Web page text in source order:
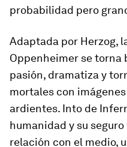
probabilidad pero
Adaptada por Herzog,
Oppenheimer se torna
pasión, dramatiza y
mortales con
ardientes. Into de
humanidad y su
relación con el medio,